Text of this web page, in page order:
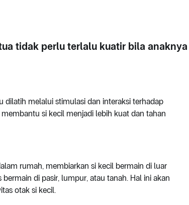
tidak perlu terlalu kuatir bila anaknya
dilatih melalui stimulasi dan interaksi terhadap
si kecil menjadi lebih kuat dan tahan
rumah, membiarkan si kecil bermain di luar
di pasir, lumpur, atau tanah. Hal ini akan
otak si kecil.